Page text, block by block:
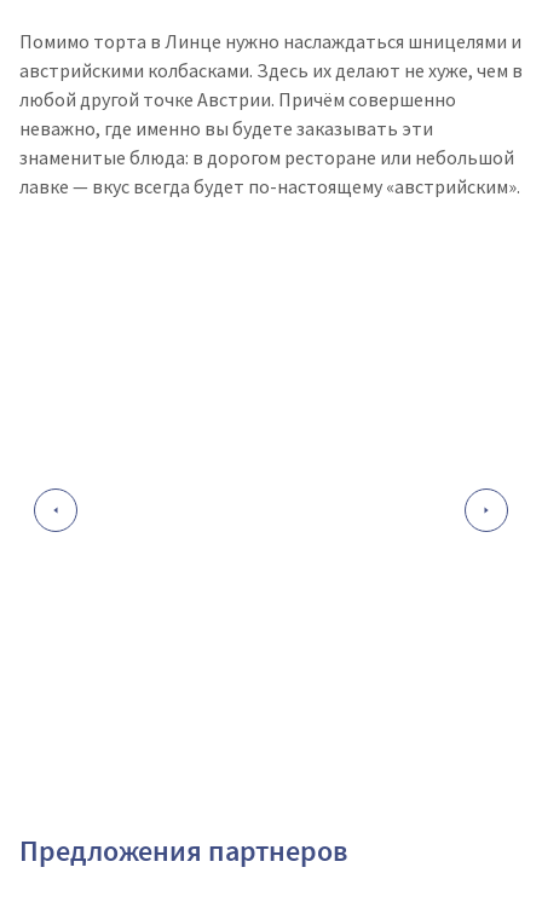
Помимо торта в Линце нужно наслаждаться шницелями и
австрийскими колбасками. Здесь их делают не хуже, чем в
любой другой точке Австрии. Причём совершенно
неважно, где именно вы будете заказывать эти
знаменитые блюда: в дорогом ресторане или небольшой
лавке — вкус всегда будет по-настоящему «австрийским».
Предложения партнеров